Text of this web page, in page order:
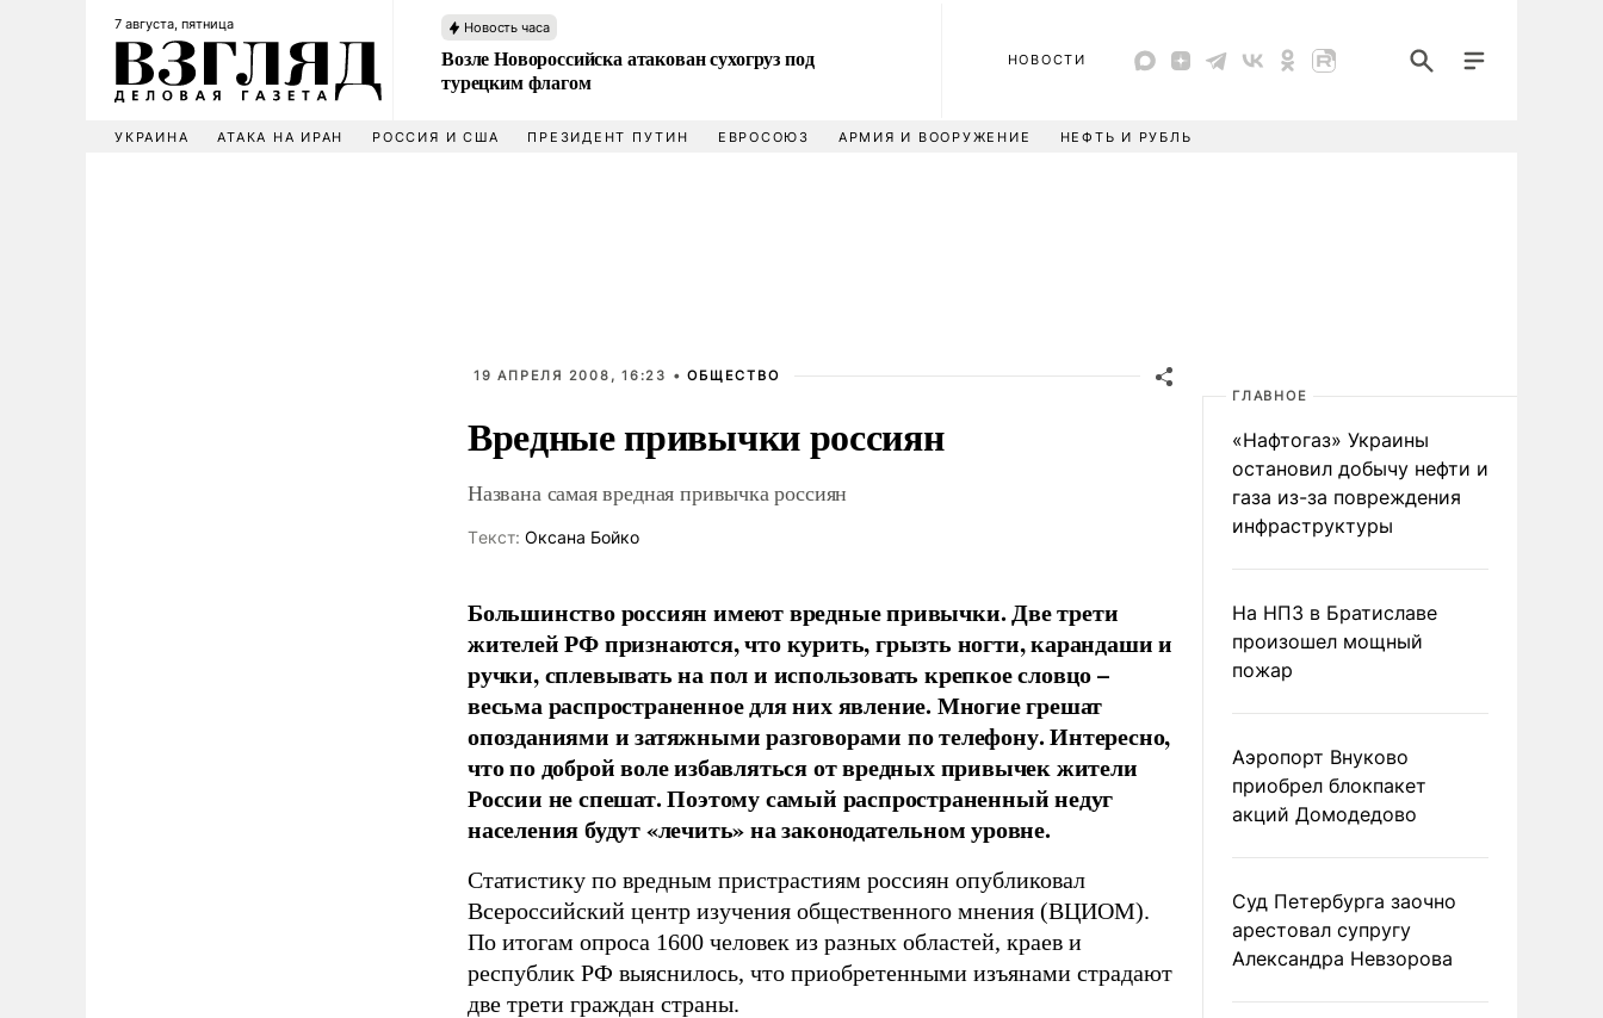
7 августа, пятница Новость часа
Возле Новороссийска атакован сухогруз под
турецким флагом
НОВОСТИ
УКРАИНА АТАКА НА ИРАН РОССИЯ И США ПРЕЗИДЕНТ ПУТИН ЕВРОСОЮЗ АРМИЯ И ВООРУЖЕНИЕ НЕФТЬ И РУБЛЬ
19 АПРЕЛЯ 2008, 16:23 •ОБЩЕСТВО
Вредные привычки россиян
Названа самая вредная привычка россиян
Tекст: Оксана Бойко
Большинство россиян имеют вредные привычки. Две трети
жителей РФ признаются, что курить, грызть ногти, карандаши и
ручки, сплевывать на пол и использовать крепкое словцо –
весьма распространенное для них явление. Многие грешат
опозданиями и затяжными разговорами по телефону. Интересно,
что по доброй воле избавляться от вредных привычек жители
России не спешат. Поэтому самый распространенный недуг
населения будут «лечить» на законодательном уровне.
Статистику по вредным пристрастиям россиян опубликовал
Всероссийский центр изучения общественного мнения (ВЦИОМ).
По итогам опроса 1600 человек из разных областей, краев и
республик РФ выяснилось, что приобретенными изъянами страдают
две трети граждан страны.
ГЛАВНОЕ
«Нафтогаз» Украины
остановил добычу нефти и
газа из-за повреждения
инфраструктуры
На НПЗ в Братиславе
произошел мощный
пожар
Аэропорт Внуково
приобрел блокпакет
акций Домодедово
Суд Петербурга заочно
арестовал супругу
Александра Невзорова